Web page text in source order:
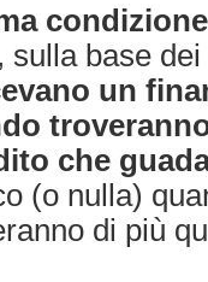
condizione
, sulla base
un
che
(o nulla)
di più